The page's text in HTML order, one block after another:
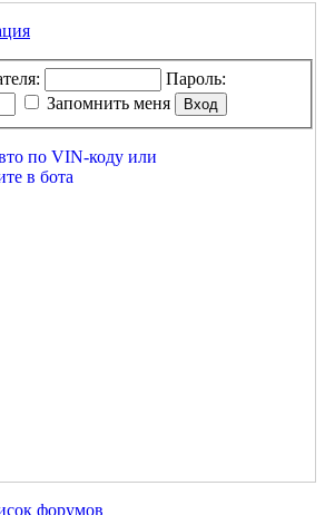
Пароль:
Запомнить меня
форумов